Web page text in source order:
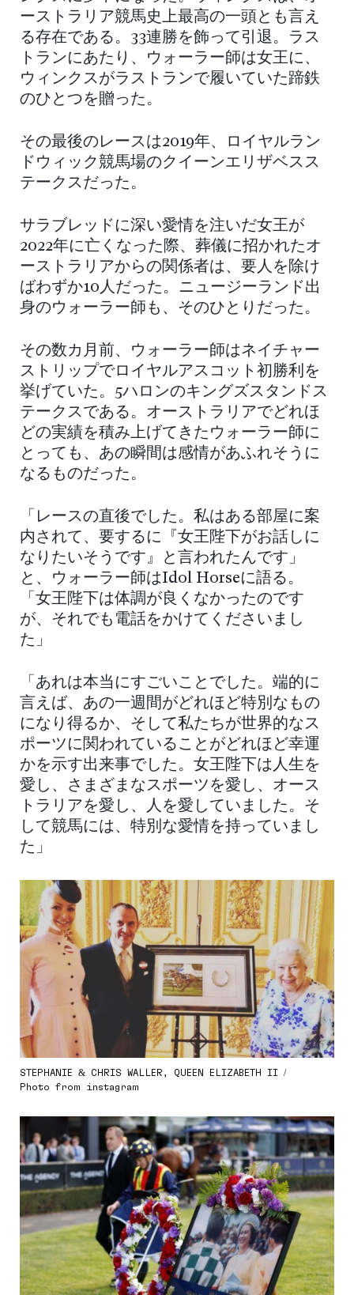
ーストラリア競馬史上最高の一頭とも言え
る存在である。33連勝を飾って引退。ラス
トランにあたり、ウォーラー師は女王に、
ウィンクスがラストランで履いていた蹄鉄
のひとつを贈った。
その最後のレースは2019年、ロイヤルラン
ドウィック競馬場のクイーンエリザベスス
テークスだった。
サラブレッドに深い愛情を注いだ女王が
2022年に亡くなった際、葬儀に招かれたオ
ーストラリアからの関係者は、要人を除け
ばわずか10人だった。ニュージーランド出
身のウォーラー師も、そのひとりだった。
その数カ月前、ウォーラー師はネイチャー
ストリップでロイヤルアスコット初勝利を
挙げていた。5ハロンのキングズスタンドス
テークスである。オーストラリアでどれほ
どの実績を積み上げてきたウォーラー師に
とっても、あの瞬間は感情があふれそうに
なるものだった。
「レースの直後でした。私はある部屋に案
内されて、要するに『女王陛下がお話しに
なりたいそうです』と言われたんです」
と、ウォーラー師はIdol Horseに語る。
「女王陛下は体調が良くなかったのです
が、それでも電話をかけてくださいまし
た」
「あれは本当にすごいことでした。端的に
言えば、あの一週間がどれほど特別なもの
になり得るか、そして私たちが世界的なス
ポーツに関われていることがどれほど幸運
かを示す出来事でした。女王陛下は人生を
愛し、さまざまなスポーツを愛し、オース
トラリアを愛し、人を愛していました。そ
して競馬には、特別な愛情を持っていまし
た」
STEPHANIE & CHRIS WALLER, QUEEN ELIZABETH II /
Photo from instagram